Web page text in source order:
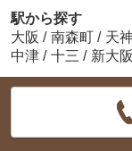
駅から探す
大阪 / 南森町 / 天
中津 / 十三 / 新大阪